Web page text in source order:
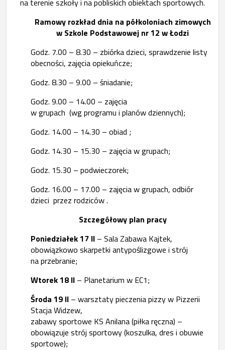
na terenie szkoły i na pobliskich obiektach sportowych.
Ramowy rozkład dnia na półkoloniach zimowych
w Szkole Podstawowej nr 12 w Łodzi
Godz. 7.00 – 8.30 – zbiórka dzieci, sprawdzenie listy
obecności, zajęcia opiekuńcze;
Godz. 8.30 – 9.00 – śniadanie;
Godz. 9.00 – 14.00 – zajęcia
w grupach (wg programu i planów dziennych);
Godz. 14.00 – 14.30 – obiad ;
Godz. 14.30 – 15.30 – zajęcia w grupach;
Godz. 15.30 – podwieczorek;
Godz. 16.00 – 17.00 – zajęcia w grupach, odbiór
dzieci przez rodziców .
Szczegółowy plan pracy
Poniedziałek 17 II – Sala Zabawa Kajtek,
obowiązkowo skarpetki antypoślizgowe i strój
na przebranie;
Wtorek 18 II – Planetarium w EC1;
Środa 19 II – warsztaty pieczenia pizzy w Pizzerii
Stacja Widzew,
zabawy sportowe KS Anilana (piłka ręczna) –
obowiązuje strój sportowy (koszulka, dres i obuwie
sportowe);